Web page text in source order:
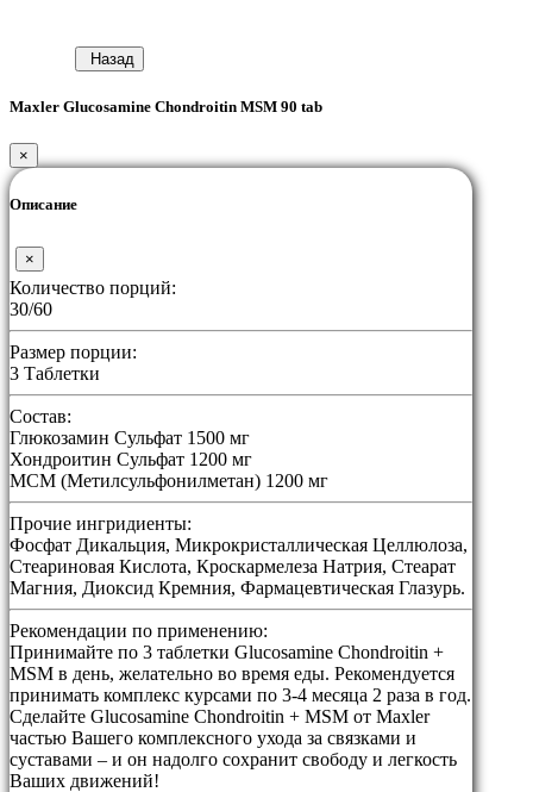
Назад
Maxler Glucosamine Chondroitin MSM 90 tab
×
Описание
×
Количество порций:
30/60
Размер порции:
3 Таблетки
Состав:
Глюкозамин Сульфат 1500 мг
Хондроитин Сульфат 1200 мг
МСМ (Метилсульфонилметан) 1200 мг
Прочие ингридиенты:
Фосфат Дикальция, Микрокристаллическая Целлюлоза,
Стеариновая Кислота, Кроскармелеза Натрия, Стеарат
Магния, Диоксид Кремния, Фармацевтическая Глазурь.
Рекомендации по применению:
Принимайте по 3 таблетки Glucosamine Chondroitin +
MSM в день, желательно во время еды. Рекомендуется
принимать комплекс курсами по 3-4 месяца 2 раза в год.
Сделайте Glucosamine Chondroitin + MSM от Maxler
частью Вашего комплексного ухода за связками и
суставами – и он надолго сохранит свободу и легкость
Ваших движений!